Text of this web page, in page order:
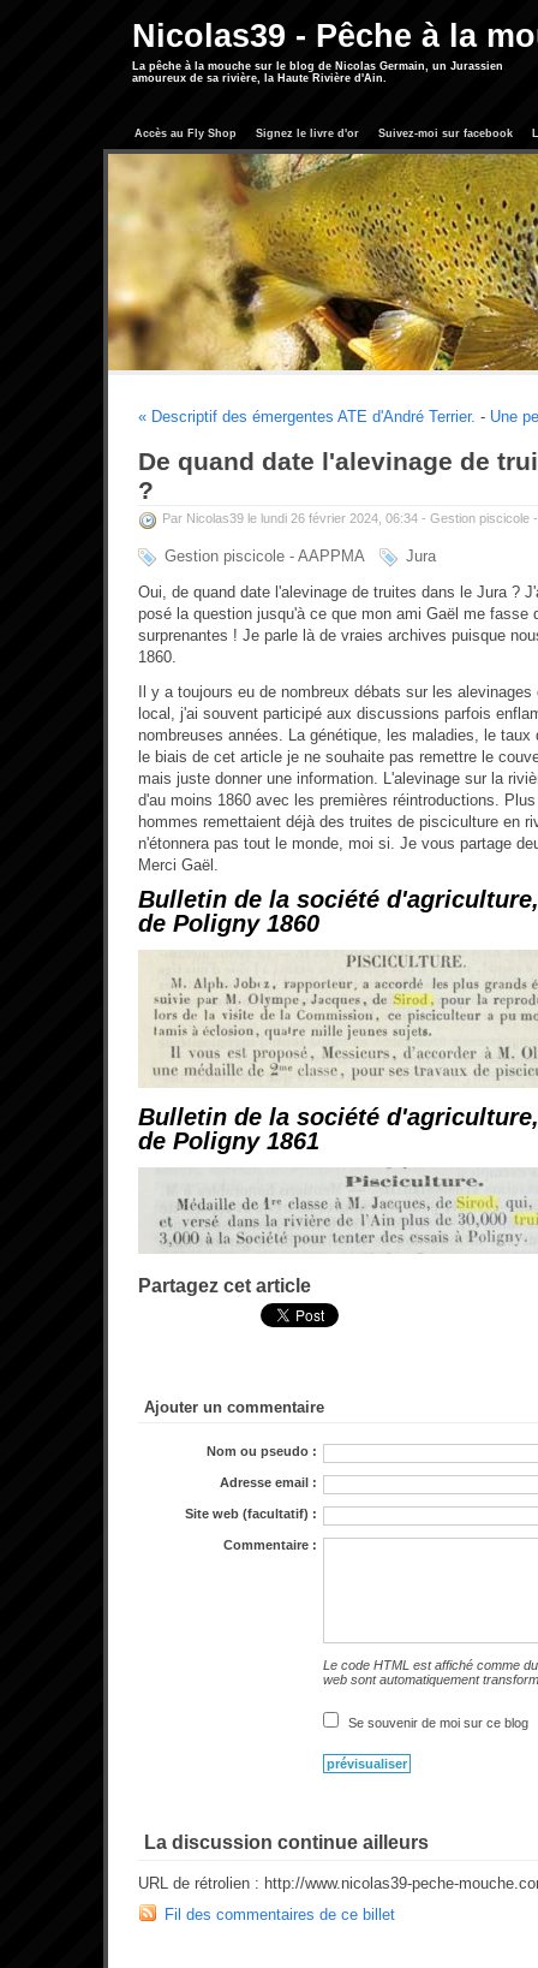
Nicolas39 - Pêche à la
La pêche à la mouche sur le blog de Nicolas Germain, un Jurassien
amoureux de sa rivière, la Haute Rivière d'Ain.
Accès au Fly Shop Signez le livre d'or Suivez-moi sur facebook
« Descriptif des émergentes ATE d'André Terrier. - Une
De quand date l'alevinage de
?
Par Nicolas39 le lundi 26 février 2024, 06:34 - Gestion piscicole
Gestion piscicole - AAPPMA
Jura
Oui, de quand date l'alevinage de truites dans le Jura ?
posé la question jusqu'à ce que mon ami Gaël me fasse
surprenantes ! Je parle là de vraies archives puisque
1860.
Il y a toujours eu de nombreux débats sur les
local, j'ai souvent participé aux discussions parfois
nombreuses années. La génétique, les maladies, le
le biais de cet article je ne souhaite pas remettre le
mais juste donner une information. L'alevinage sur la
d'au moins 1860 avec les premières réintroductions.
hommes remettaient déjà des truites de pisciculture en
n'étonnera pas tout le monde, moi si. Je vous partage
Merci Gaël.
Bulletin de la société
de Poligny 1860
Bulletin de la société
de Poligny 1861
Partagez cet article
Ajouter un commentaire
Nom ou pseudo :
Adresse email :
Site web (facultatif) :
Commentaire :
Le code HTML est affiché comme
web sont automatiquement
Se souvenir de moi sur ce blog
La discussion continue ailleurs
URL de rétrolien : http://www.nicolas39-peche-
Fil des commentaires de ce billet